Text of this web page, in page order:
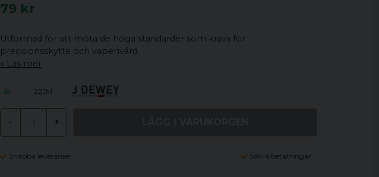
79 kr
Utformad för att möta de höga standarder som krävs för
precisionsskytte och vapenvård.
Läs mer
22JM
- +
Snabba leveranser Säkra betalningar